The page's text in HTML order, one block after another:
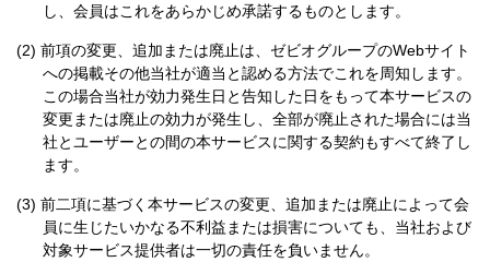
し、会員はこれをあらかじめ承諾するものとします。
前項の変更、追加または廃止は、ゼビオグループのWebサイト
への掲載その他当社が適当と認める方法でこれを周知します。
この場合当社が効力発生日と告知した日をもって本サービスの
変更または廃止の効力が発生し、全部が廃止された場合には当
社とユーザーとの間の本サービスに関する契約もすべて終了し
ます。
前二項に基づく本サービスの変更、追加または廃止によって会
員に生じたいかなる不利益または損害についても、当社および
対象サービス提供者は一切の責任を負いません。